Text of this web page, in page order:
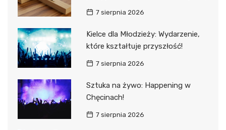
7 sierpnia 2026
Kielce dla Młodzieży: Wydarzenie,
które kształtuje przyszłość!
7 sierpnia 2026
Sztuka na żywo: Happening w
Chęcinach!
7 sierpnia 2026